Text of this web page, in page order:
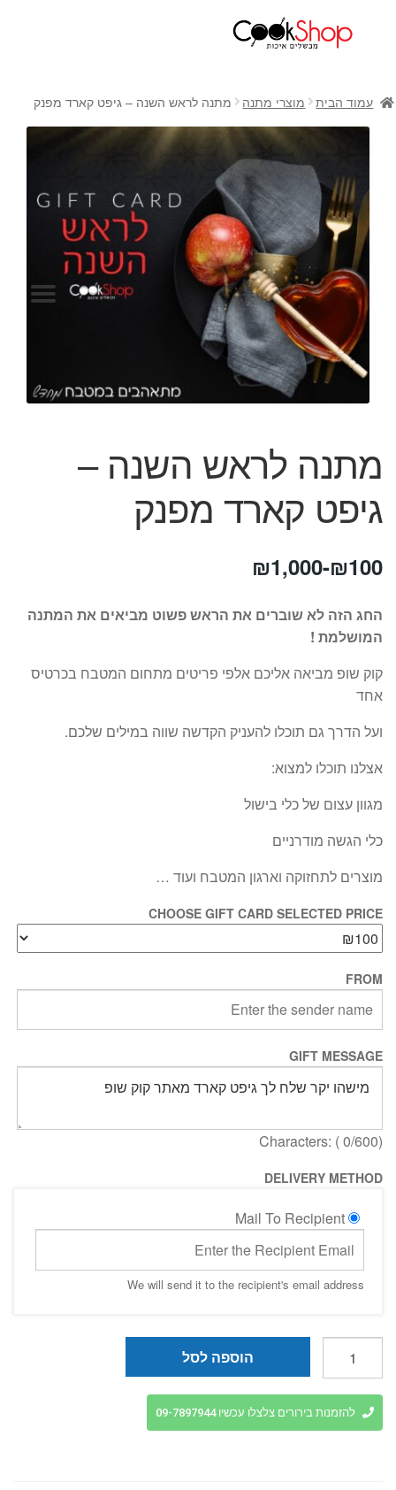
חנות
כלי בישול
כלי הגשה ואירוח
מוצרי חשמל למטבח
גאדג'טס וכלי מטבח
אחסון למטבח
סכינים
אפייה
קפה ותה
גיפט קארד
כלי בית
המותגים שלנו
מתנות לחנוכת בית
מתנות למטבח
מתכונים שלכם
מאמרים
תשלום
עמוד הבית מוצרי מתנה מתנה לראש השנה – גיפט קארד מפנק
מתנה לראש השנה –
גיפט קארד מפנק
₪100
-
₪1,000
החג הזה לא שוברים את הראש פשוט מביאים את המתנה
המושלמת !
קוק שופ מביאה אליכם אלפי פריטים מתחום המטבח בכרטיס
אחד
ועל הדרך גם תוכלו להעניק הקדשה שווה במילים שלכם.
אצלנו תוכלו למצוא:
מגוון עצום של כלי בישול
כלי הגשה מודרניים
מוצרים לתחזוקה וארגון המטבח ועוד …
CHOOSE GIFT CARD SELECTED PRICE
FROM
GIFT MESSAGE
Characters: (0/600)
DELIVERY METHOD
Mail To Recipient
We will send it to the recipient's email address
מתנה
לראש
השנה
הוספה לסל
להזמנות בירורים צלצלו עכשיו 09-7897944